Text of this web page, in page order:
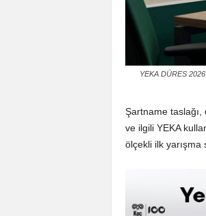
YEKA DÜRES
Şartname
ve ilgili YEKA
ölçekli ilk